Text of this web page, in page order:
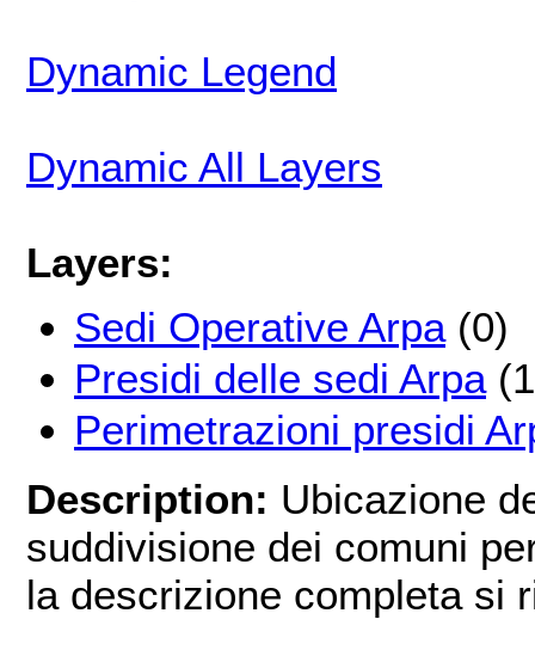
Dynamic Legend
Dynamic All Layers
Layers:
Sedi Operative Arpa(0)
Presidi delle sedi Arpa
Perimetrazioni presidi
Description: Ubicazione
suddivisione dei comuni
la descrizione completa si